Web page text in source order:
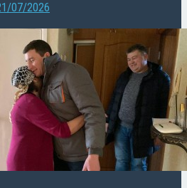
07/2026